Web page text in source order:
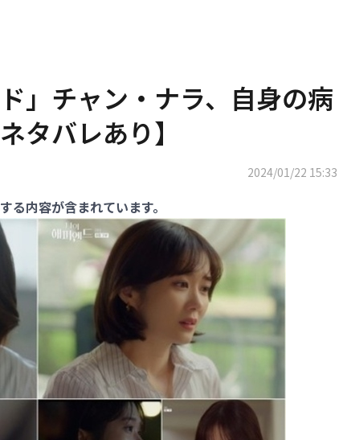
」チャン・ナラ、自身の病
タバレあり】
2024/01/22 15:33
内容が含まれています。